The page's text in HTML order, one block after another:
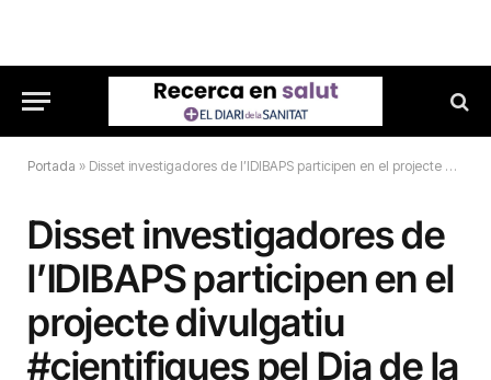
Portada » Disset investigadores de l’IDIBAPS participen en el projecte divulgatiu #cientifiques pel Dia de la Dona i la Nena en Ciència 2026
Disset investigadores de
l’IDIBAPS participen en el
projecte divulgatiu
#cientifiques pel Dia de la